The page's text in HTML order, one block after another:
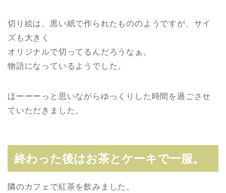
切り絵は、黒い紙で作られたもののようですが、サイ
ズも大きく
オリジナルで切ってるんだろうなぁ。
物語になっているようでした。
ほーーーっと思いながらゆっくりした時間を過ごさせ
ていただきました。
終わった後はお茶とケーキで一服。
隣のカフェで紅茶を飲みました。